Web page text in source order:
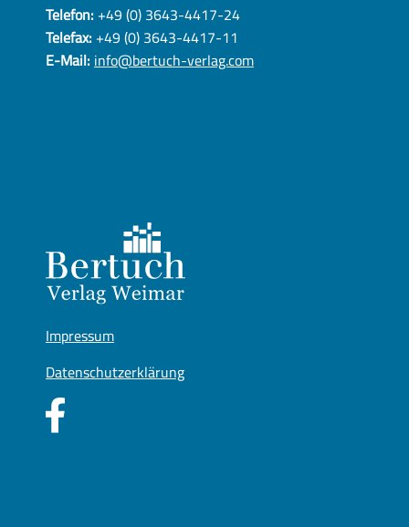
Telefon:+49 (0) 3643-4417-24
Telefax:+49 (0) 3643-4417-11
E-Mail:info@bertuch-verlag.com
Impressum
Datenschutzerklärung